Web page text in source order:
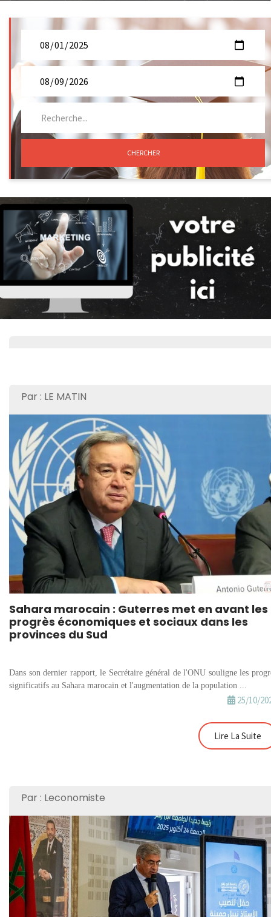
CHERCHER
Par : LE MATIN
Sahara marocain : Guterres met en avant les
progrès économiques et sociaux dans les
provinces du Sud
Dans son dernier rapport, le Secrétaire général de l'ONU souligne les
significatifs au Sahara marocain et l'augmentation de la population ...
25/10/
Lire La Suite
Par : Leconomiste